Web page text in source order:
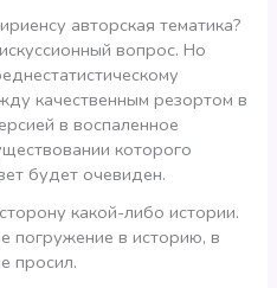
авторская тематика?
вопрос. Но
качественным резортом в
в воспаленное
которого
будет очевиден.
какой-либо истории.
погружение в историю, в
просил.